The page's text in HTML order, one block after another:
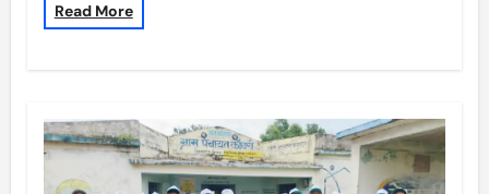
Read More